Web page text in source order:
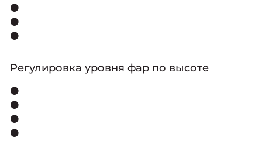
⚫
⚫
⚫
Регулировка уровня фар по высоте
⚫
⚫
⚫
⚫